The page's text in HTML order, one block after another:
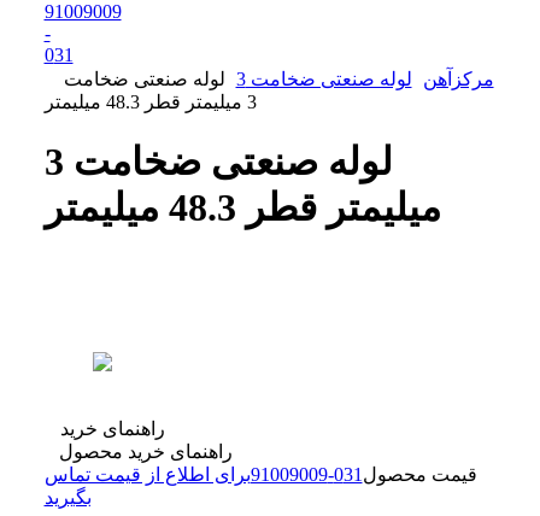
91009009
-
031
مرکزآهن
لوله صنعتی ضخامت 3
لوله صنعتی ضخامت
3 میلیمتر قطر 48.3 میلیمتر
لوله صنعتی ضخامت 3
میلیمتر قطر 48.3 میلیمتر
راهنمای خرید
راهنمای خرید محصول
قیمت محصول
031
-
91009009برای اطلاع از قیمت تماس
بگیرید